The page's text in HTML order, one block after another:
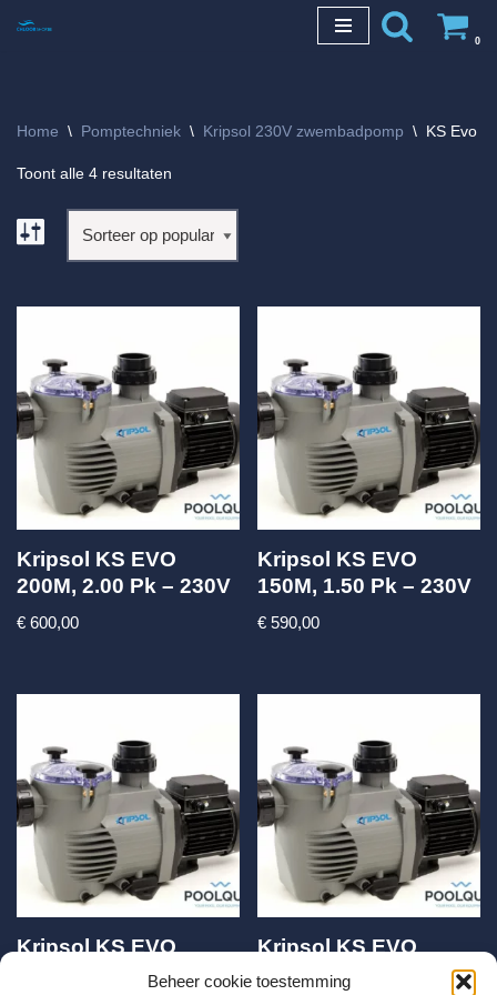
Beheer cookie toestemming
inhoud
0
Home \ Pomptechniek \ Kripsol 230V zwembadpomp \ KS Evo
Toont alle 4 resultaten
Kripsol KS EVO
200M, 2.00 Pk – 230V
€ 600,00
Kripsol KS EVO
150M, 1.50 Pk – 230V
€ 590,00
Kripsol KS EVO
100M, 1.00 Pk – 230V
Kripsol KS EVO
050M, 0.50 Pk – 230V